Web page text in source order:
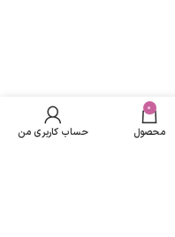
تومان
باشد
0
محصول حساب کاربری من